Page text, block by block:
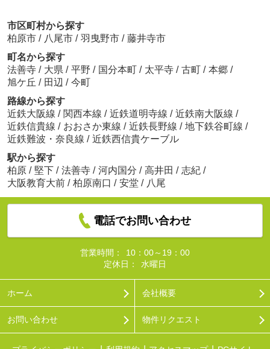
市区町村から探す
柏原市 / 八尾市 / 羽曳野市 / 藤井寺市
町名から探す
法善寺 / 大県 / 平野 / 国分本町 / 太平寺 / 古町 / 本郷 /
旭ケ丘 / 田辺 / 今町
路線から探す
近鉄大阪線 / 関西本線 / 近鉄道明寺線 / 近鉄南大阪線 /
近鉄信貴線 / おおさか東線 / 近鉄長野線 / 地下鉄谷町線 /
近鉄難波・奈良線 / 近鉄西信貴ケーブル
駅から探す
柏原 / 堅下 / 法善寺 / 河内国分 / 高井田 / 志紀 /
大阪教育大前 / 柏原南口 / 安堂 / 八尾
電話でお問い合わせ
営業時間：
10：00～19：00
定休日：
水曜日
ホーム 会社概要
お問い合わせ 物件リクエスト